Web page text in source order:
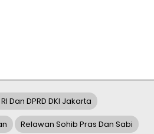
Dan DPRD DKI Jakarta
Relawan Sohib Pras Dan Sabi